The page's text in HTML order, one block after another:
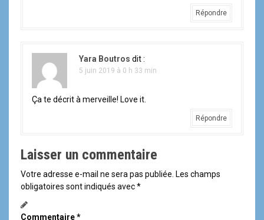
r
t
i
Répondre
Yara Boutros dit :
5 juin 2019 à 0 h 33 min
Ça te décrit à merveille! Love it.
Répondre
Laisser un commentaire
Votre adresse e-mail ne sera pas publiée. Les champs
obligatoires sont indiqués avec*
Commentaire*